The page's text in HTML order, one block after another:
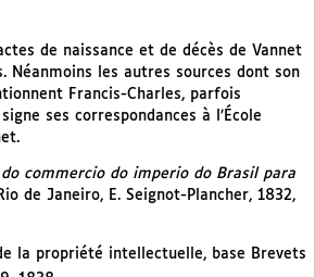
de naissance et de décès de Vannet
Néanmoins les autres sources dont son
Francis-Charles, parfois
ses correspondances à l’École
commercio do imperio do Brasil para
de Janeiro, E. Seignot-Plancher, 1832,
la propriété intellectuelle, base Brevets